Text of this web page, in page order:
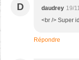
D daudrey 19/
<br /> Super
Répondre